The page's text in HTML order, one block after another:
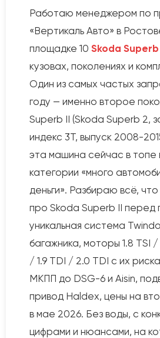
Работаю менеджером по
«Вертикаль Авто» в
площадке 10 Skoda Superb
кузовах, поколениях и
Один из самых частых
году — именно второе
Superb II (Skoda Superb 2,
индекс 3T, выпуск 2008-
эта машина сейчас в топе
категории «много
деньги». Разбираю всё,
про Skoda Superb II перед
уникальная система
багажника, моторы 1.8 TSI
/ 1.9 TDI / 2.0 TDI с их
МКПП до DSG-6 и Aisin,
привод Haldex, цены на
в мае 2026. Без воды, с
цифрами и нюансами, на